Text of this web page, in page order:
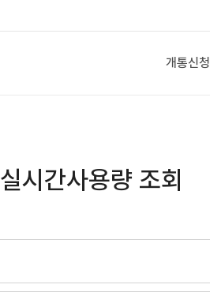
개통신청
실시간사용량 조회